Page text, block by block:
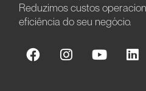
Reduzimos custos
eficiência do seu negócio.